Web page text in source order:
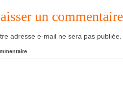
un commentaire
adresse e-mail ne sera pas publiée.